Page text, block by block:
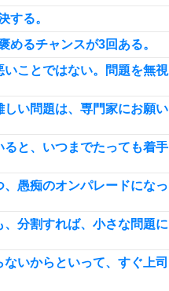
する。
めるチャンスが3回ある。
いことではない。問題を無視
しい問題は、専門家にお願い
ると、いつまでたっても着手
、愚痴のオンパレードになっ
、分割すれば、小さな問題に
ないからといって、すぐ上司